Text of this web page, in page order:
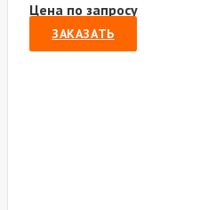
Цена по запросу
ЗАКАЗАТЬ